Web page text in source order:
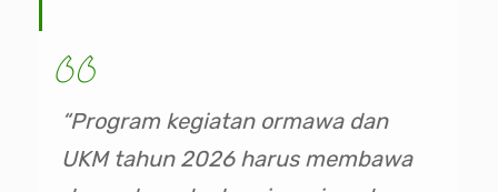
“Program kegiatan ormawa dan
UKM tahun 2026 harus membawa